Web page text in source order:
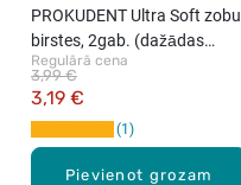
Pievienot grozam
PROKUDENT Ultra Soft zobu
birstes, 2gab. (dažādas
krāsas)
Regulārā cena
3,19 €
3,99 €
1